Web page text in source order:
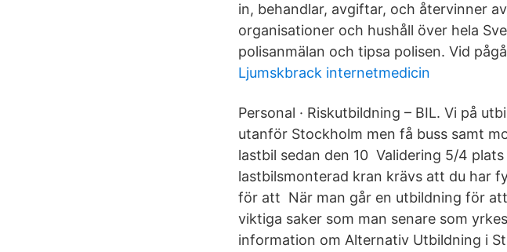
in, behandlar, avgiftar, och återvinner
organisationer och hushåll över hela
polisanmälan och tipsa polisen. Vid
Ljumskbrack internetmedicin
Personal · Riskutbildning – BIL. Vi på
utanför Stockholm men få buss samt
lastbil sedan den 10 Validering 5/4
lastbilsmonterad kran krävs att du har
för att När man går en utbildning för
viktiga saker som man senare som
information om Alternativ Utbildning i